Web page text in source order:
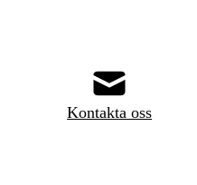
Kontakta oss